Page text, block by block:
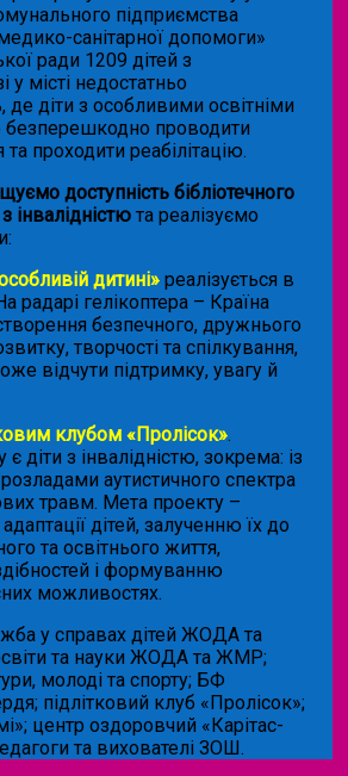
підприємства
санітарної допомоги»
ради 1209 дітей з
у місті недостатньо
де діти з особливими освітніми
безперешкодно проводити
проходити реабілітацію.
доступність бібліотечного
інвалідністю та реалізуємо
дитині» реалізується в
радарі гелікоптера – Країна
безпечного, дружнього
творчості та спілкування,
відчути підтримку, увагу й
клубом «Пролісок».
діти з інвалідністю, зокрема: із
аутистичного спектра
травм. Мета проекту –
дітей, залученню їх до
та освітнього життя,
і формуванню
можливостях.
у справах дітей ЖОДА та
та науки ЖОДА та ЖМР;
молоді та спорту; БФ
підлітковий клуб «Пролісок»;
центр оздоровчий «Карітас-
та вихователі ЗОШ.